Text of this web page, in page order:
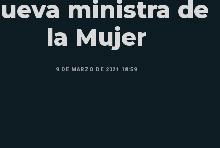
ministra de
la Mujer
9 DE MARZO DE 2021 18:59